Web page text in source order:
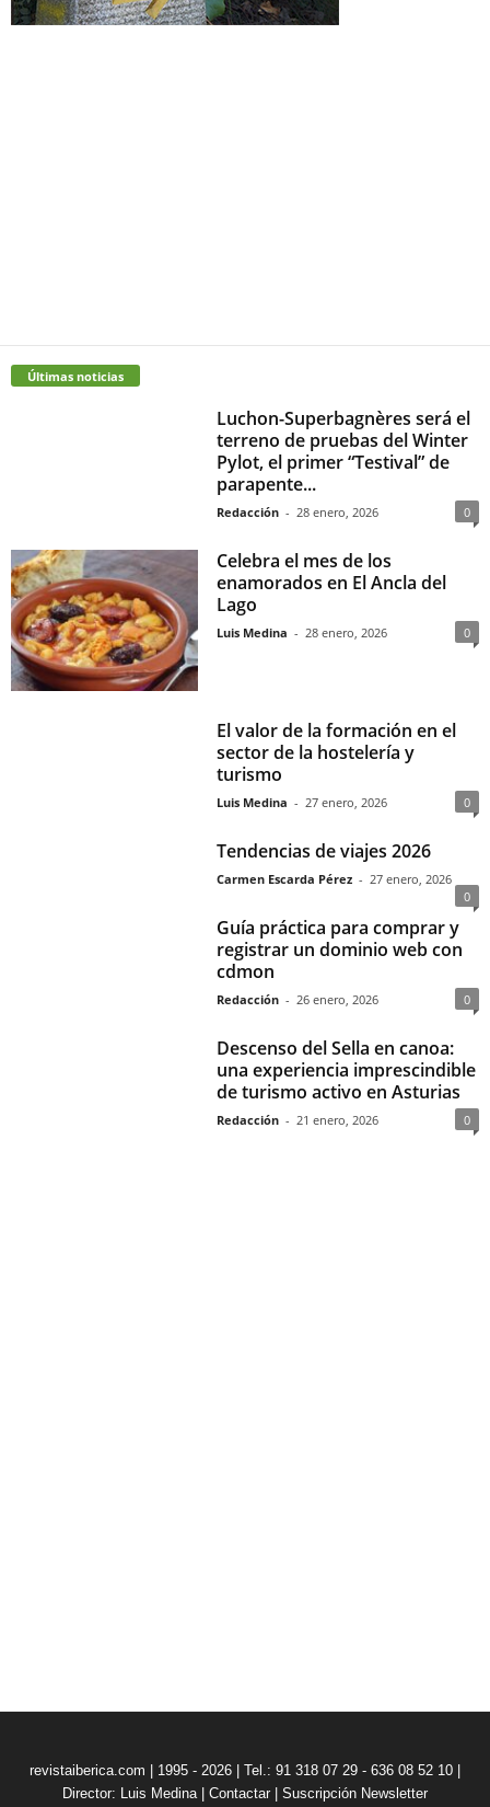
Últimas noticias
Luchon-Superbagnères será el
terreno de pruebas del Winter
Pylot, el primer “Testival” de
parapente...
Redacción - 28 enero, 2026 0
Celebra el mes de los
enamorados en El Ancla del
Lago
Luis Medina - 28 enero, 2026 0
El valor de la formación en el
sector de la hostelería y
turismo
Luis Medina - 27 enero, 2026 0
Tendencias de viajes 2026
Carmen Escarda Pérez - 27 enero, 2026
0
Guía práctica para comprar y
registrar un dominio web con
cdmon
Redacción - 26 enero, 2026 0
Descenso del Sella en canoa:
una experiencia imprescindible
de turismo activo en Asturias
Redacción - 21 enero, 2026 0
revistaiberica.com | 1995 - 2026 | Tel.: 91 318 07 29 - 636 08 52 10 |
Director: Luis Medina | Contactar | Suscripción Newsletter